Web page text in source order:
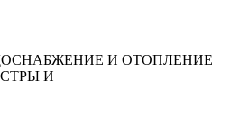
И ОТОПЛЕНИЕ
И